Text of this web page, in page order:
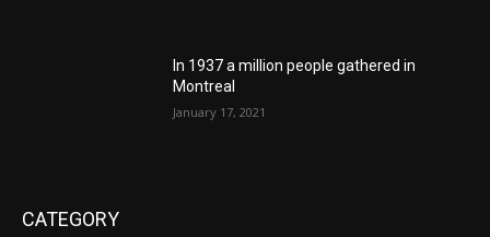
In 1937 a million people gathered in
Montreal
January 17, 2021
CATEGORY